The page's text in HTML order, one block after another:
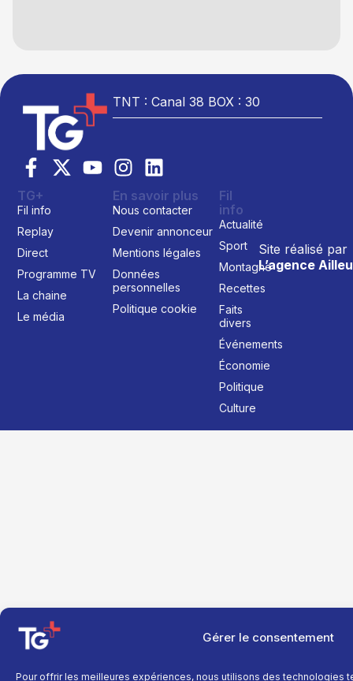
Gérer le consentement
Pour offrir les meilleures expériences, nous utilisons des technologies
TNT : Canal 38 BOX : 30
Site réalisé par
L’agence
TG+
Fil info
Replay
Direct
Programme TV
La chaine
Le média
En savoir plus
Nous contacter
Devenir annonceur
Mentions légales
Données
personnelles
Politique cookie
Fil
info
Actualité
Sport
Montagne
Recettes
Faits
divers
Événements
Économie
Politique
Culture